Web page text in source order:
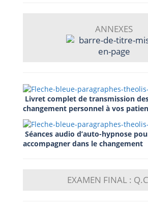
ANNEXES
Livret complet de transmission
changement personnel à vos
Séances audio d’auto-hypnose
accompagner dans le changement
EXAMEN FINAL :